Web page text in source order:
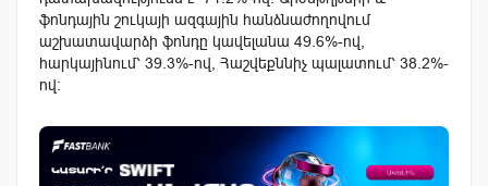
ֆոնդային շուկայի ազգային հանձնաժողովում
աշխատավարձի ֆոնդը կավելանա 49.6%-ով,
հարկայինում՝ 39.3%-ով, Հաշվեքննիչ պալատում՝ 38.2%-
ով: